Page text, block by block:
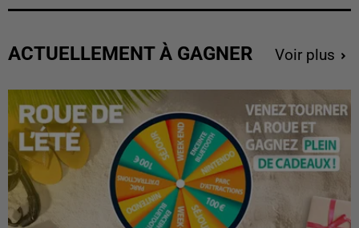
ACTUELLEMENT À GAGNER Voir plus